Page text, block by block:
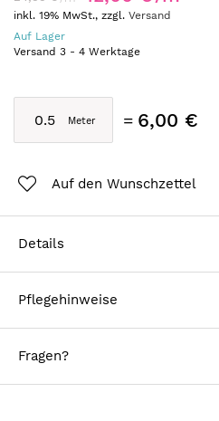
inkl. 19% MwSt., zzgl. Versand
Auf Lager
Versand 3 - 4 Werktage
6,00 €
Auf den Wunschzettel
Details
Pflegehinweise
Fragen?